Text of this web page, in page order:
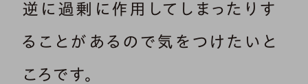
逆に過剰に作用してしまったりす
ることがあるので気をつけたいと
ころです。